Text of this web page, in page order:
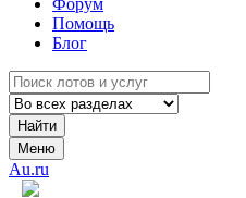
Форум
Помощь
Блог
Найти
Меню
Au.ru